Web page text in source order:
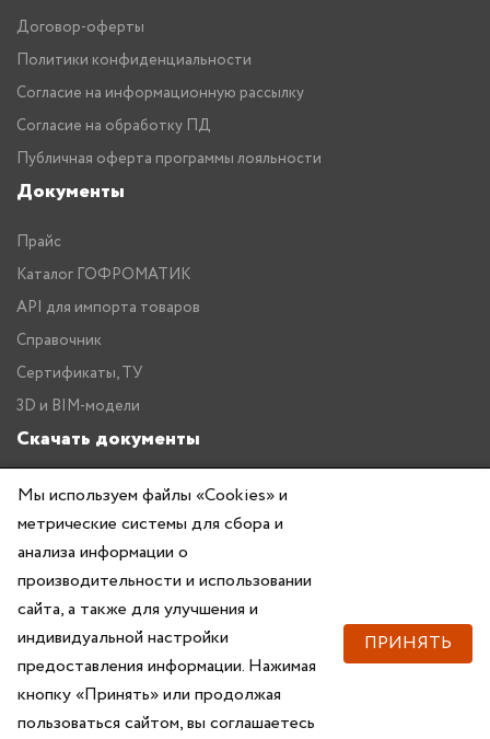
Договор-оферты
Политики конфиденциальности
Согласие на информационную рассылку
Согласие на обработку ПД
Публичная оферта программы лояльности
Документы
Прайс
Каталог ГОФРОМАТИК
API для импорта товаров
Справочник
Сертификаты, ТУ
3D и BIM-модели
Скачать документы
Прайс
Каталог ГОФРОМАТИК
Copyright © 2026 — ZKABEL.RU Все права защищены
Мы используем файлы «Cookies» и
метрические системы для сбора и
анализа информации о
производительности и использовании
сайта, а также для улучшения и
индивидуальной настройки
предоставления информации. Нажимая
кнопку «Принять» или продолжая
пользоваться сайтом, вы соглашаетесь
ПРИНЯТЬ